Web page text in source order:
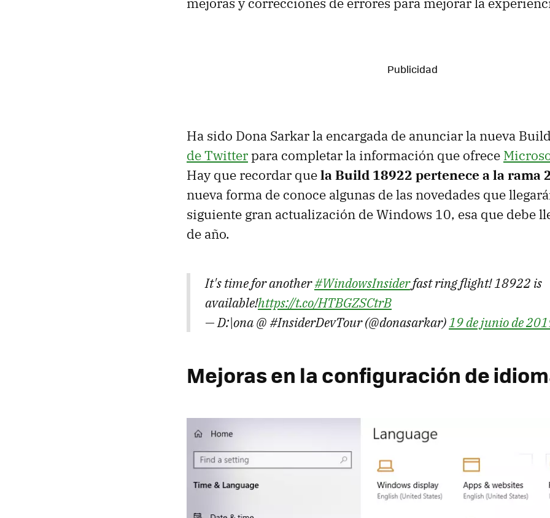
Ha sido Dona Sarkar la encargada de anunciar la nueva
de Twitterpara completar la información que ofrece
Hay que recordar quela Build 18922 pertenece a la rama
nueva forma de conoce algunas de las novedades que
siguiente gran actualización de Windows 10, esa que debe
de año.
It's time for another#WindowsInsiderfast ring flight! 18922 is
available!https://t.co/HTBGZSCtrB
— D:\ona @ #InsiderDevTour (@donasarkar)19 de junio de
Mejoras en la configuración de